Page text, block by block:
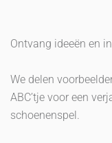
Ontvang ideeën en
We delen
ABC’tje voor een
schoenenspel.